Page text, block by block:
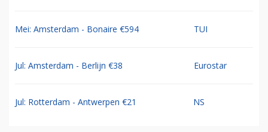
Mei: Amsterdam - Bonaire €594 TUI
Jul: Amsterdam - Berlijn €38 Eurostar
Jul: Rotterdam - Antwerpen €21 NS